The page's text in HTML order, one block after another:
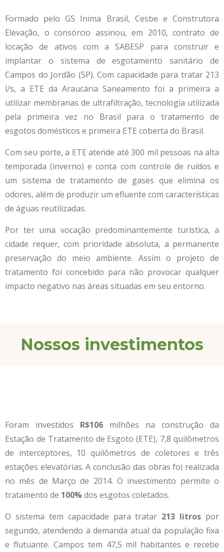
Formado pelo GS Inima Brasil, Cesbe e Construtora
Elevação, o consórcio assinou, em 2010, contrato de
locação de ativos com a SABESP para construir e
implantar o sistema de esgotamento sanitário de
Campos do Jordão (SP). Com capacidade para tratar 213
l/s, a ETE da Araucária Saneamento foi a primeira a
utilizar membranas de ultrafiltração, tecnologia utilizada
pela primeira vez no Brasil para o tratamento de
esgotos domésticos e primeira ETE coberta do Brasil.
Com seu porte, a ETE atende até 300 mil pessoas na alta
temporada (inverno) e conta com controle de ruídos e
um sistema de tratamento de gases que elimina os
odores, além de produzir um efluente com características
de águas reutilizadas.
Por ter uma vocação predominantemente turística, a
cidade requer, com prioridade absoluta, a permanente
preservação do meio ambiente. Assim o projeto de
tratamento foi concebido para não provocar qualquer
impacto negativo nas áreas situadas em seu entorno.
Nossos investimentos
Foram investidos R$106 milhões na construção da
Estação de Tratamento de Esgoto (ETE), 7,8 quilômetros
de interceptores, 10 quilômetros de coletores e três
estações elevatórias. A conclusão das obras foi realizada
no mês de Março de 2014. O investimento permite o
tratamento de 100%dos esgotos coletados.
O sistema tem capacidade para tratar 213 litros por
segundo, atendendo à demanda atual da população fixa
e flutuante. Campos tem 47,5 mil habitantes e recebe